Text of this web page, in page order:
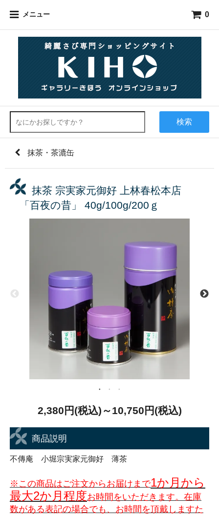
メニュー 0
検索
抹茶・茶漉缶
抹茶 宗実家元御好 上林春松本店
「百夜の昔」 40g/100g/200ｇ
2,380円(税込)～10,750円(税込)
商品説明
不傳庵 小堀宗実家元御好 薄茶
※この商品はご注文からお届けまで1か月から
最大2か月程度お時間をいただきます。在庫
数がある表記の場合でも、お時間を頂戴しますた